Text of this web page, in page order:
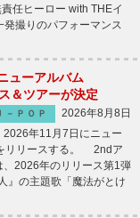
責任ヒーロー with THEイ
撮りのパフォーマンス
ューアルバム
＆ツアーが決定
Ｊ－ＰＯＰ
2026年8月8日
年11月7日にニュー
リリースする。 2ndア
、2026年のリリース第1弾
』の主題歌「魔法がとけ